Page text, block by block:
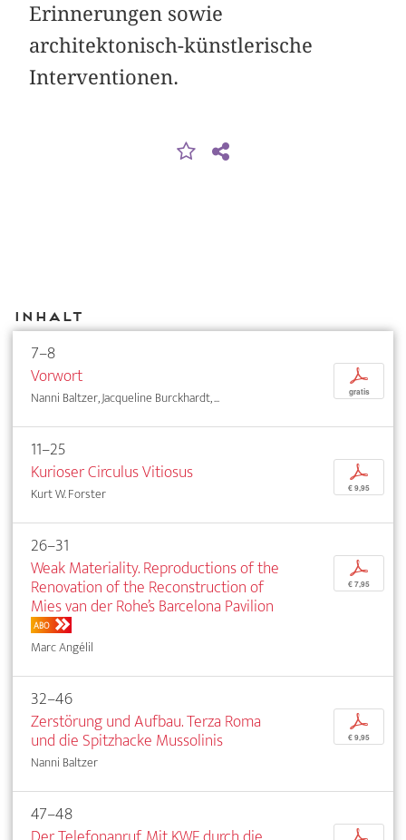
Erinnerungen sowie
architektonisch-künstlerische
Interventionen.
Inhalt
7–8
Vorwort
Nanni Baltzer, Jacqueline Burckhardt, ...
p
gratis
11–25
Kurioser Circulus Vitiosus
Kurt W. Forster
p
€ 9,95
26–31
Weak Materiality. Reproductions of the
Renovation of the Reconstruction of
Mies van der Rohe’s Barcelona Pavilion
ABO
Marc Angélil
p
€ 7,95
32–46
Zerstörung und Aufbau. Terza Roma
und die Spitzhacke Mussolinis
Nanni Baltzer
p
€ 9,95
47–48